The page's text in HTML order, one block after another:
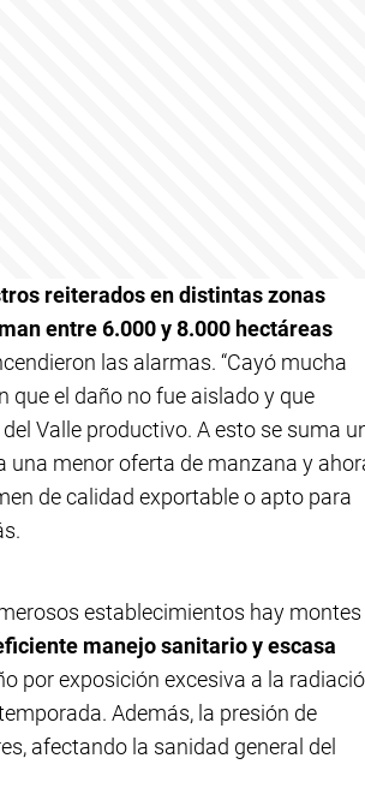
reiterados en distintas zonas
entre 6.000 y 8.000 hectáreas
las alarmas. “Cayó mucha
que el daño no fue aislado y que
Valle productivo. A esto se suma
menor oferta de manzana y
de calidad exportable o apto para
establecimientos hay montes
manejo sanitario y escasa
por exposición excesiva a la
Además, la presión de
afectando la sanidad general del